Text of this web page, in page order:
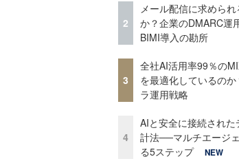
2
メール配信に求めら
か？企業のDMARC運
BIMI導入の勘所
3
全社AI活用率99％の
を最適化しているの
ラ運用戦略
4
AIと安全に接続され
計法──マルチエージ
る5ステップ
NEW